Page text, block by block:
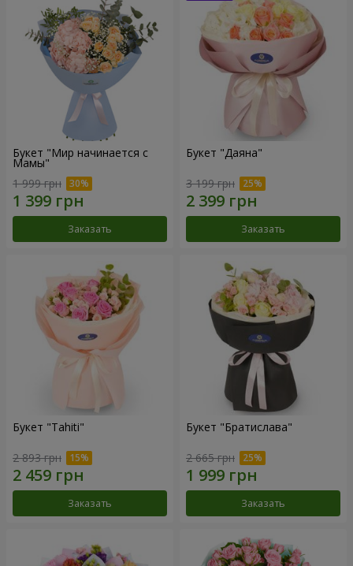
Букет "Мир начинается с
Мамы"
1 999 грн
Заказать
Букет "Даяна"
3 199 грн
Заказать
Букет "Tahiti"
2 893 грн
Заказать
Букет "Братислава"
2 665 грн
Заказать